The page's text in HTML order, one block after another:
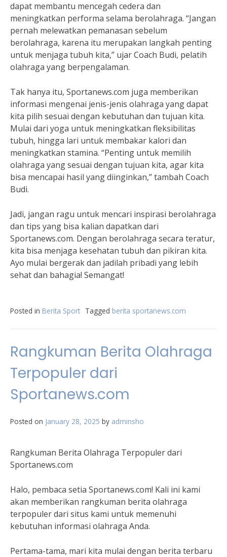
dapat membantu mencegah cedera dan
meningkatkan performa selama berolahraga. “Jangan
pernah melewatkan pemanasan sebelum
berolahraga, karena itu merupakan langkah penting
untuk menjaga tubuh kita,” ujar Coach Budi, pelatih
olahraga yang berpengalaman.
Tak hanya itu, Sportanews.com juga memberikan
informasi mengenai jenis-jenis olahraga yang dapat
kita pilih sesuai dengan kebutuhan dan tujuan kita.
Mulai dari yoga untuk meningkatkan fleksibilitas
tubuh, hingga lari untuk membakar kalori dan
meningkatkan stamina. “Penting untuk memilih
olahraga yang sesuai dengan tujuan kita, agar kita
bisa mencapai hasil yang diinginkan,” tambah Coach
Budi.
Jadi, jangan ragu untuk mencari inspirasi berolahraga
dan tips yang bisa kalian dapatkan dari
Sportanews.com. Dengan berolahraga secara teratur,
kita bisa menjaga kesehatan tubuh dan pikiran kita.
Ayo mulai bergerak dan jadilah pribadi yang lebih
sehat dan bahagia! Semangat!
Posted in Berita Sport Tagged berita sportanews.com
Rangkuman Berita Olahraga
Terpopuler dari
Sportanews.com
Posted on January 28, 2025 by adminsho
Rangkuman Berita Olahraga Terpopuler dari
Sportanews.com
Halo, pembaca setia Sportanews.com! Kali ini kami
akan memberikan rangkuman berita olahraga
terpopuler dari situs kami untuk memenuhi
kebutuhan informasi olahraga Anda.
Pertama-tama, mari kita mulai dengan berita terbaru